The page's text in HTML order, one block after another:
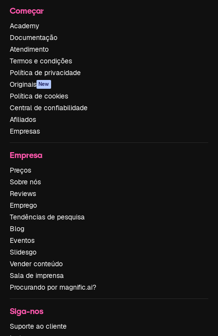
Começar
Academy
Documentação
Atendimento
Termos e condições
Política de privacidade
Originais New
Política de cookies
Central de confiabilidade
Afiliados
Empresas
Empresa
Preços
Sobre nós
Reviews
Emprego
Tendências de pesquisa
Blog
Eventos
Slidesgo
Vender conteúdo
Sala de imprensa
Procurando por magnific.ai?
Siga-nos
Suporte ao cliente